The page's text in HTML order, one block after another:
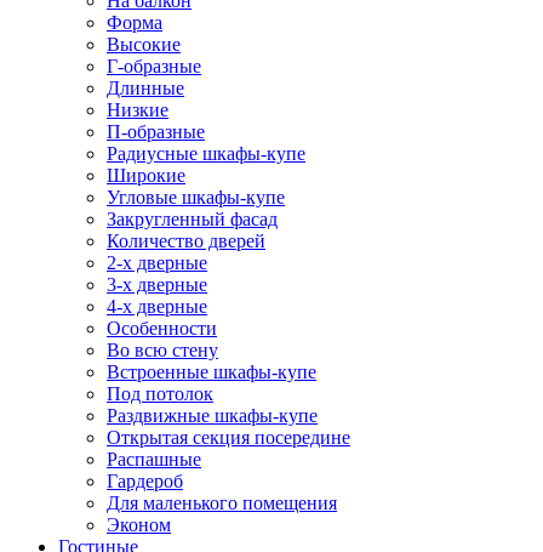
Форма
Высокие
Г-образные
Длинные
Низкие
П-образные
Радиусные шкафы-купе
Широкие
Угловые шкафы-купе
Закругленный фасад
Количество дверей
2-х дверные
3-х дверные
4-х дверные
Особенности
Во всю стену
Встроенные шкафы-купе
Под потолок
Раздвижные шкафы-купе
Открытая секция посередине
Распашные
Гардероб
Для маленького помещения
Эконом
Гостиные